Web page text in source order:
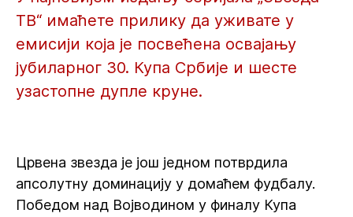
ТВ“ имаћете прилику да уживате у
емисији која је посвећена освајању
јубиларног 30. Купа Србије и шесте
узастопне дупле круне.
Црвена звезда је још једном потврдила
апсолутну доминацију у домаћем фудбалу.
Победом над Војводином у финалу Купа